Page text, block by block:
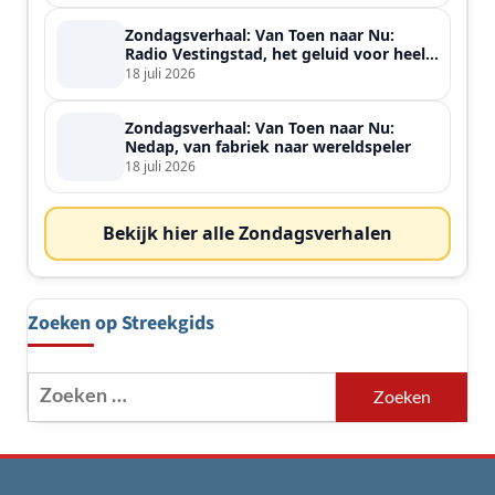
Zondagsverhaal: Van Toen naar Nu:
Radio Vestingstad, het geluid voor heel
de streek
18 juli 2026
Zondagsverhaal: Van Toen naar Nu:
Nedap, van fabriek naar wereldspeler
18 juli 2026
Bekijk hier alle Zondagsverhalen
Zoeken op Streekgids
Zoeken
naar: